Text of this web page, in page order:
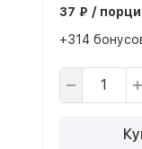
37 ₽ /
+314